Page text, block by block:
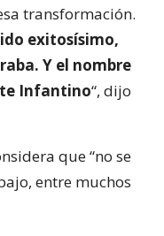
transformación.
exitosísimo,
Y el nombre
Infantino“, dijo
que “no se
entre muchos